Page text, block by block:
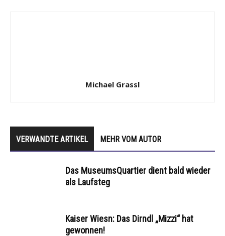
Michael Grassl
VERWANDTE ARTIKEL MEHR VOM AUTOR
Das MuseumsQuartier dient bald wieder
als Laufsteg
Kaiser Wiesn: Das Dirndl „Mizzi“ hat
gewonnen!